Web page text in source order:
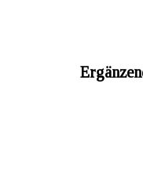
Järvi. In der